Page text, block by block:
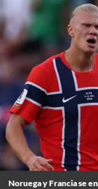
Noruega y Francia se